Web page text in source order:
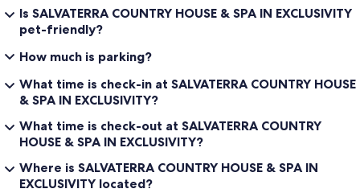
Is SALVATERRA COUNTRY HOUSE & SPA IN EXCLUSIVITY
pet-friendly?
How much is parking?
What time is check-in at SALVATERRA COUNTRY HOUSE
& SPA IN EXCLUSIVITY?
What time is check-out at SALVATERRA COUNTRY
HOUSE & SPA IN EXCLUSIVITY?
Where is SALVATERRA COUNTRY HOUSE & SPA IN
EXCLUSIVITY located?